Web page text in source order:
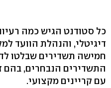
כל סטודנט הגיש כמה
דיגיטלי, והנהלת הוועד
חמישה תשדירים שבלטו
התשדירים הנבחרים, בהם
עם קריינים מקצועי.